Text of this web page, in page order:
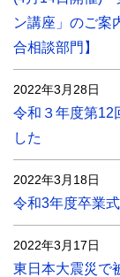
ン講座」のご案
合相談部門】
2022年3月28日
令和３年度第12
した
2022年3月18日
令和3年度卒業
2022年3月17日
東日本大震災で